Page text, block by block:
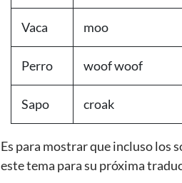
Vaca moo
Perro woof woof
Sapo croak
Es para mostrar que incluso los
este tema para su próxima